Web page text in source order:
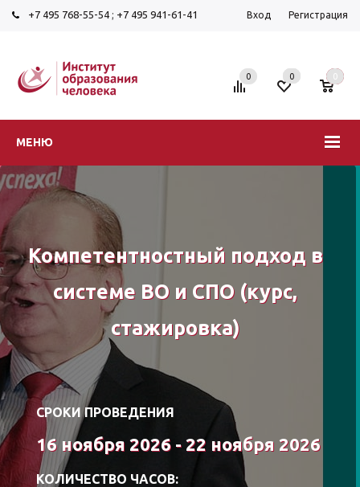
+7 495 768-55-54 ; +7 495 941-61-41 Вход Регистрация
МЕНЮ
0 0 0
Компетентностный подход в
системе ВО и СПО (курс,
стажировка)
СРОКИ ПРОВЕДЕНИЯ
16 ноября 2026 - 22 ноября 2026
КОЛИЧЕСТВО ЧАСОВ: